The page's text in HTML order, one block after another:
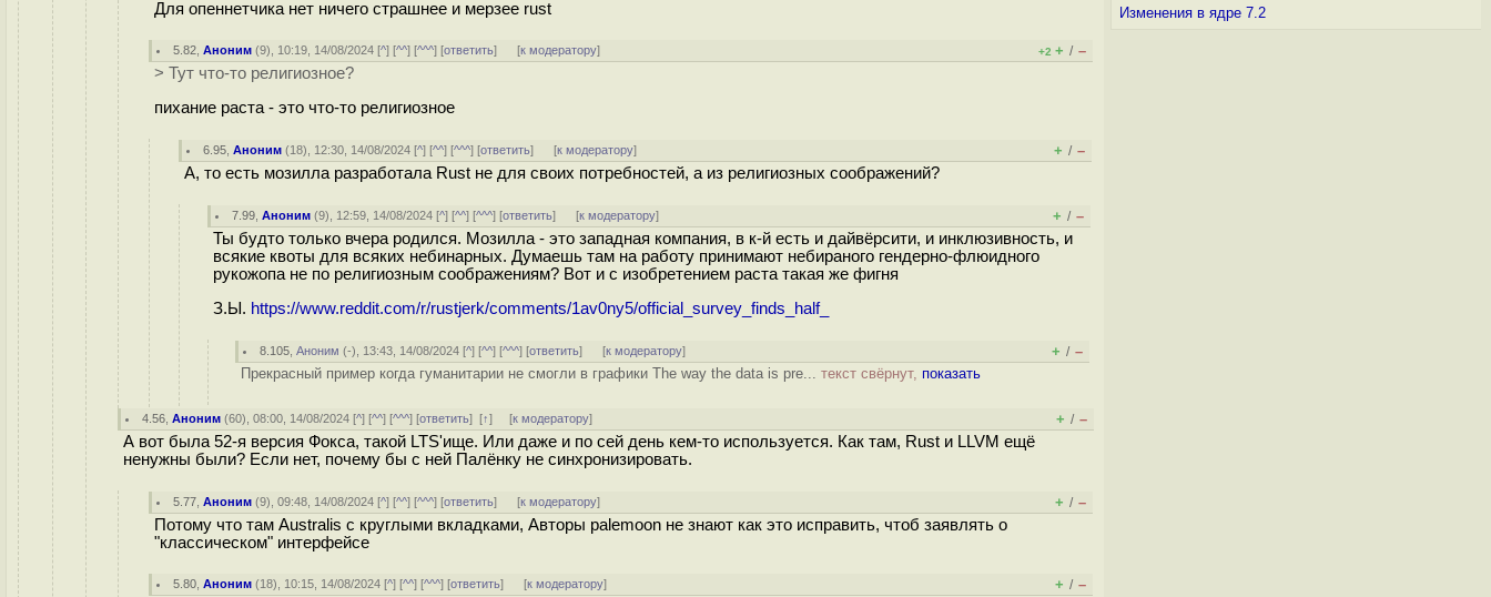
Для опеннетчика нет ничего страшнее и мерзее rust
5.82 ,Аноним (9), 10:19, 14/08/2024 [^] [^^] [^^^] [ответить] [к модератору] +2 + / –
> Тут что-то религиозное?
пихание раста - это что-то религиозное
6.95 ,Аноним (18), 12:30, 14/08/2024 [^] [^^] [^^^] [ответить] [к модератору] + / –
А, то есть мозилла разработала Rust не для своих потребностей, а из религиозных соображений?
7.99 ,Аноним (9), 12:59, 14/08/2024 [^] [^^] [^^^] [ответить] [к модератору] + / –
Ты будто только вчера родился. Мозилла - это западная компания, в к-й есть и дайвёрсити, и инклюзивность, и
всякие квоты для всяких небинарных. Думаешь там на работу принимают небираного гендерно-флюидного
рукожопа не по религиозным соображениям? Вот и с изобретением раста такая же фигня
З.Ы. https://www.reddit.com/r/rustjerk/comments/1av0ny5/official_survey_finds_half_
8.105 ,Аноним (-), 13:43, 14/08/2024 [^] [^^] [^^^] [ответить] [к модератору] + / –
Прекрасный пример когда гуманитарии не смогли в графики The way the data is pre... текст свёрнут, показать
4.56 ,Аноним (60), 08:00, 14/08/2024 [^] [^^] [^^^] [ответить][↑] [к модератору] + / –
А вот была 52-я версия Фокса, такой LTS'ище. Или даже и по сей день кем-то используется. Как там, Rust и LLVM ещё
ненужны были? Если нет, почему бы с ней Палёнку не синхронизировать.
5.77 ,Аноним (9), 09:48, 14/08/2024 [^] [^^] [^^^] [ответить] [к модератору] + / –
Потому что там Australis с круглыми вкладками, Авторы palemoon не знают как это исправить, чтоб заявлять о
"классическом" интерфейсе
5.80 ,Аноним (18), 10:15, 14/08/2024 [^] [^^] [^^^] [ответить] [к модератору] + / –
Изменения в ядре 7.2